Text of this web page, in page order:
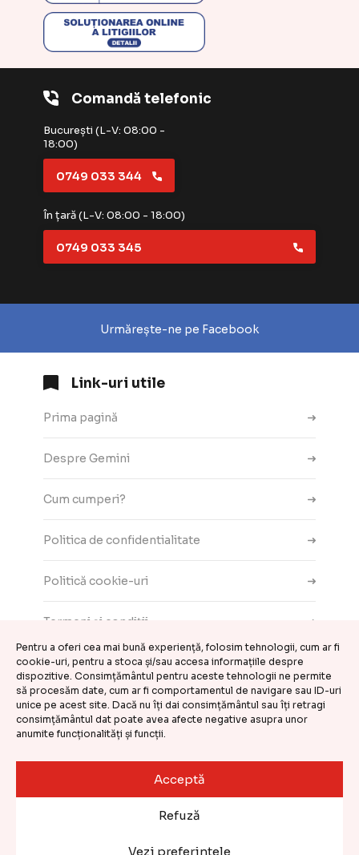
Pentru a oferi cea mai bună experiență, folosim tehnologii, cum ar fi
cookie-uri, pentru a stoca și/sau accesa informațiile despre
dispozitive. Consimțământul pentru aceste tehnologii ne permite
să procesăm date, cum ar fi comportamentul de navigare sau ID-uri
unice pe acest site. Dacă nu îți dai consimțământul sau îți retragi
consimțământul dat poate avea afecte negative asupra unor
anumite funcționalități și funcții.
Acceptă
Refuză
Vezi preferințele
Comandă telefonic
București (L-V: 08:00 -
18:00)
0749 033 344
În țară (L-V: 08:00 - 18:00)
0749 033 345
Urmărește-ne pe Facebook
Link-uri utile
Prima pagină
Despre Gemini
Cum cumperi?
Politica de confidentialitate
Politică cookie-uri
Termeni și condiții
Contact
ANPC
Setări cookie-uri
Website realizat și întreținut deKooperativa